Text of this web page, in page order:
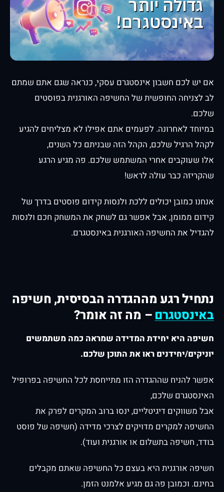
אם יש לכם חשבון אינסטגרם עסקי, כנראה שגם אתם שמתם
לב לצניחה החופשית של החשיפה האורגנית בפוסטים
שלכם.
במיוחד לאחרונה. לפעמים אתם אפילו לא מצליחים להגיע
לקהל הרגיל שלכם, הקהל הזה שבניתם כל השנים,
אלו שעוקבים אחרי המשתמש שלכם. פה מגיע הרגע
שהקריזה כבר עולה לראש!
אנחנו כמובן יכולים ללכת ולנסות קידום פוסטים בדרך של
קידום ממומן, אבל אפשר גם לשחק את המשחק חכם ולנסות
להגדיל את החשיפה האורגנית באינסטגרם.
נתחיל רגע מההגדרה הבסיסית, חשיפה
באינסטגרם– מה זה אומר?
חשיפה היא יחידת המדידה שמראה כמה משתמשים
יוניקים/יחידנים ראו את התוכן שלכם.
אפשר להניח שההגדרה הזו מתייחסת לכל החשיפה בפרופיל
האינסטגרם שלכם,
אבל משווקים דיגיטליים, ינסו ברוב המקרים לפרק את
החשיפה למקרים מדויקים לצרכי מדידה (חשיפה של פוסט
בודד, חשיפה בתשלום או אורגנית ועוד).
חשיפה אורגנית היא בעצם כל החשיפה שאתם מקבלים
בחינם. וכמובן פה גם מגיע אלמנט הזמן.